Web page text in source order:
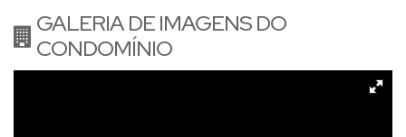
GALERIA DE IMAGENS DO
CONDOMÍNIO